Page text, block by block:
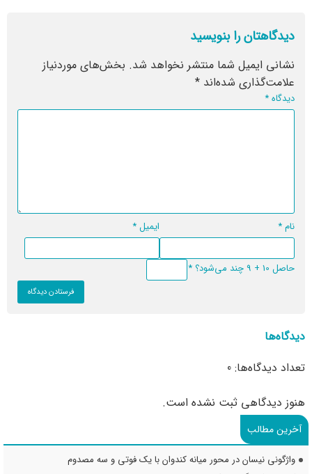
دیدگاهتان را بنویسید
نشانی ایمیل شما منتشر نخواهد شد. بخش‌های موردنیاز
علامت‌گذاری شده‌اند *
دیدگاه*
نام* ایمیل*
حاصل 10 + 9 چند می‌شود؟ *
دیدگاه‌ها
تعداد دیدگاه‌ها: 0
هنوز دیدگاهی ثبت نشده است.
آخرین مطالب
واژگونی نیسان در محور میانه کندوان با یک فوتی و سه مصدوم